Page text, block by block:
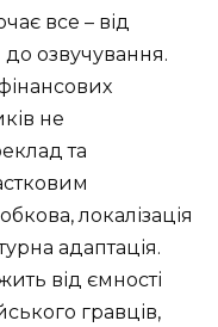
все – від
озвучування.
не
та
локалізація
адаптація.
від ємності
гравців,